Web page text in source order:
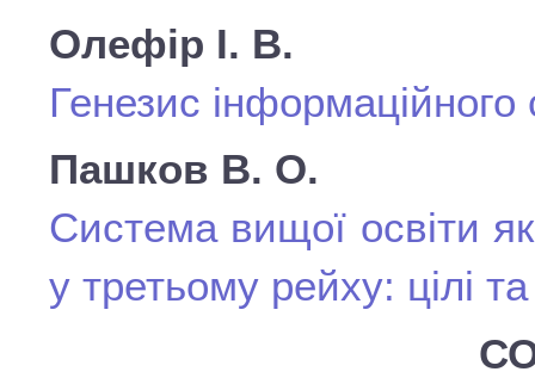
Олефір І. В.
Генезис інформаційного
Пашков В. О.
Система вищої освіти
у третьому рейху: цілі